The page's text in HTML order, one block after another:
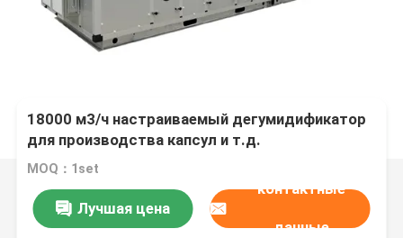
18000 м3/ч настраиваемый дегумидификатор
для производства капсул и т.д.
MOQ：1set
Лучшая цена
контактные
данные